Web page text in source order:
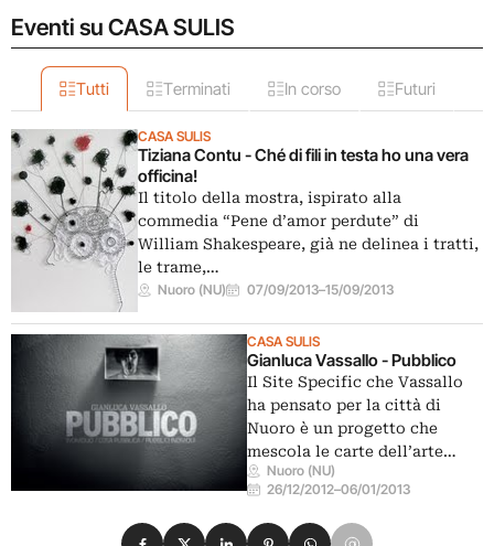
Eventi su CASA SULIS
Tutti Terminati In corso Futuri
CASA SULIS
Tiziana Contu - Ché di fili in testa ho una vera
officina!
Il titolo della mostra, ispirato alla
commedia “Pene d’amor perdute” di
William Shakespeare, già ne delinea i tratti,
le trame,…
Nuoro (NU) 07/09/2013–15/09/2013
CASA SULIS
Gianluca Vassallo - Pubblico
Il Site Specific che Vassallo
ha pensato per la città di
Nuoro è un progetto che
mescola le carte dell’arte…
Nuoro (NU)
26/12/2012–06/01/2013
Condividi su Facebook
Condividi su X
Condividi su LinkedIn
Condividi su Pinterest
Condividi su WhatsApp
Condividi su Email